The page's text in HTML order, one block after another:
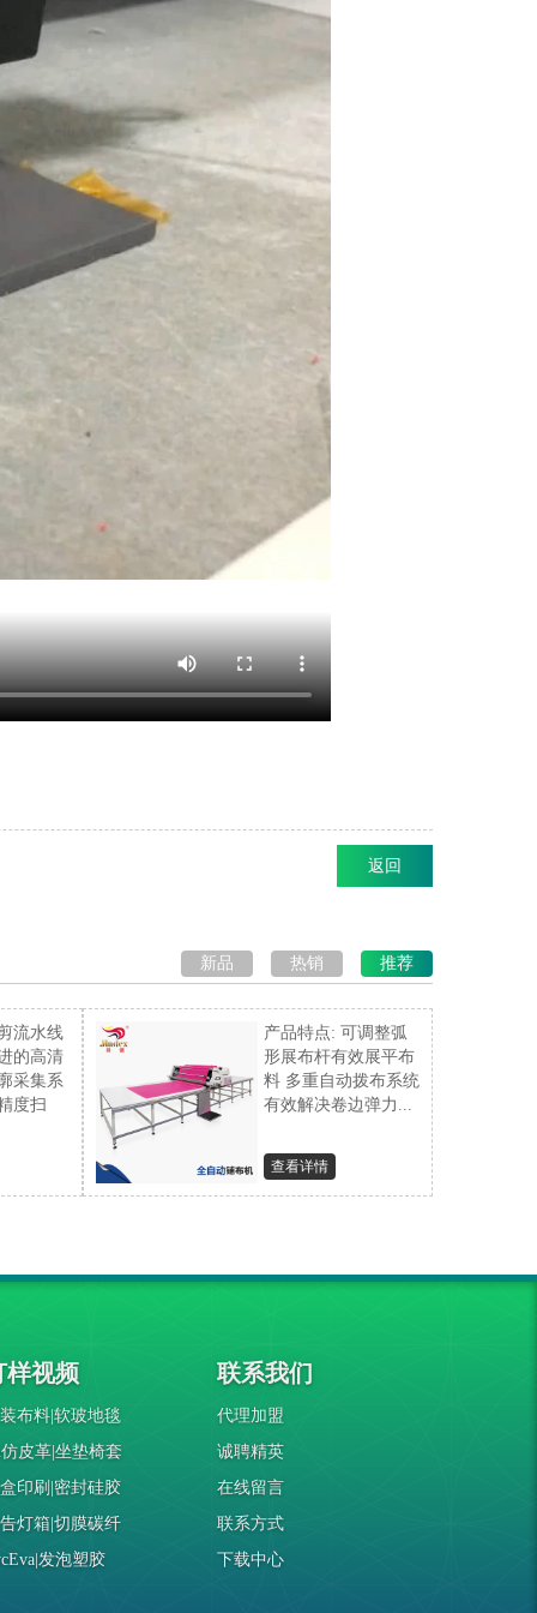
返回
推荐
热销
新品
流水线
的高清
采集系
度扫
产品特点: 可调整弧
形展布杆有效展平布
料 多重自动拨布系统
有效解决卷边弹力...
查看详情
样视频
布料|软玻地毯
仿皮革|坐垫椅套
印刷|密封硅胶
灯箱|切膜碳纤
发泡塑胶
联系我们
代理加盟
诚聘精英
在线留言
联系方式
下载中心